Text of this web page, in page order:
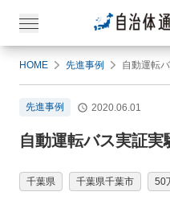
HOME 先進事例 自動運転
先進事例 2020.06.01
自動運転バス実証実
千葉県 千葉県千葉市 50